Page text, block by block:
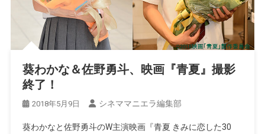
葵わかな＆佐野勇斗、映画『青夏』撮影
終了！
2018年5月9日 シネママニエラ編集部
葵わかなと佐野勇斗のW主演映画『青夏 きみに恋した30